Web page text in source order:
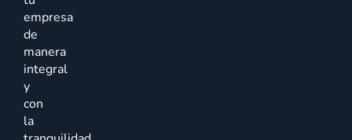
empresa
de
manera
integral
y
con
la